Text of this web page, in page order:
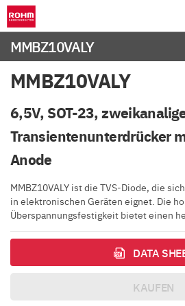
MMBZ10VALY
MMBZ10VALY
6,5V, SOT-23,
Transientenunterdrücker
Anode
MMBZ10VALY ist die TVS-Diode, die
in elektronischen Geräten eignet. Die
Überspannungsfestigkeit bietet einen
DATA
KAUFEN